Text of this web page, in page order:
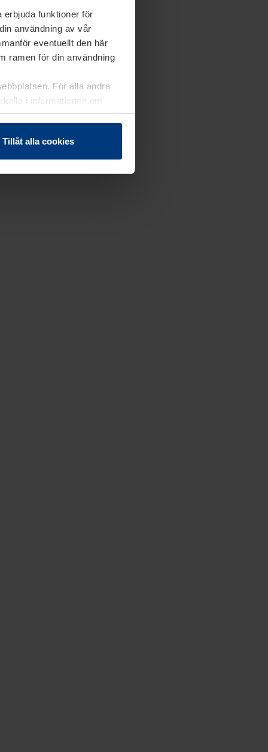
erbjuda funktioner för
användning av vår
eventuellt den här
ramen för din användning
För alla andra
i informationen om
Tillåt alla cookies